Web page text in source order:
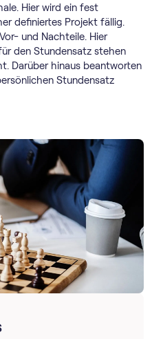
Hier wird ein fest
definiertes Projekt fällig.
und Nachteile. Hier
den Stundensatz stehen
Darüber hinaus beantworten
Stundensatz